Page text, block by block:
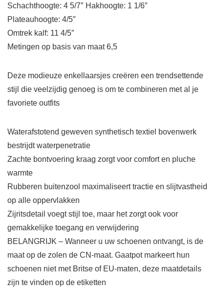
Schachthoogte: 4 5/7″ Hakhoogte: 1 1/6″
Plateauhoogte: 4/5″
Omtrek kalf: 11 4/5″
Metingen op basis van maat 6,5
Deze modieuze enkellaarsjes creëren een trendsettende
stijl die veelzijdig genoeg is om te combineren met al je
favoriete outfits
Waterafstotend geweven synthetisch textiel bovenwerk
bestrijdt waterpenetratie
Zachte bontvoering kraag zorgt voor comfort en pluche
warmte
Rubberen buitenzool maximaliseert tractie en slijtvastheid
op alle oppervlakken
Zijritsdetail voegt stijl toe, maar het zorgt ook voor
gemakkelijke toegang en verwijdering
BELANGRIJK – Wanneer u uw schoenen ontvangt, is de
maat op de zolen de CN-maat. Gaatpot markeert hun
schoenen niet met Britse of EU-maten, deze maatdetails
zijn te vinden op de etiketten